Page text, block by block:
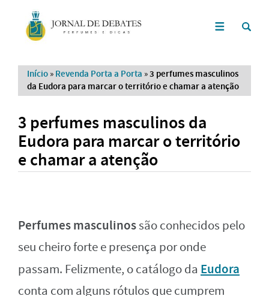
Início » Revenda Porta a Porta »3 perfumes masculinos
da Eudora para marcar o território e chamar a atenção
3 perfumes masculinos da
Eudora para marcar o território
e chamar a atenção
Perfumes masculinossão conhecidos pelo
seu cheiro forte e presença por onde
passam. Felizmente, o catálogo da Eudora
conta com alguns rótulos que cumprem